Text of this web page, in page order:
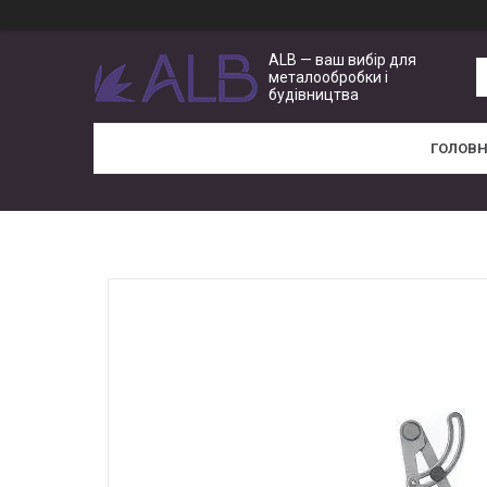
ALB — ваш вибір для
металообробки і
будівництва